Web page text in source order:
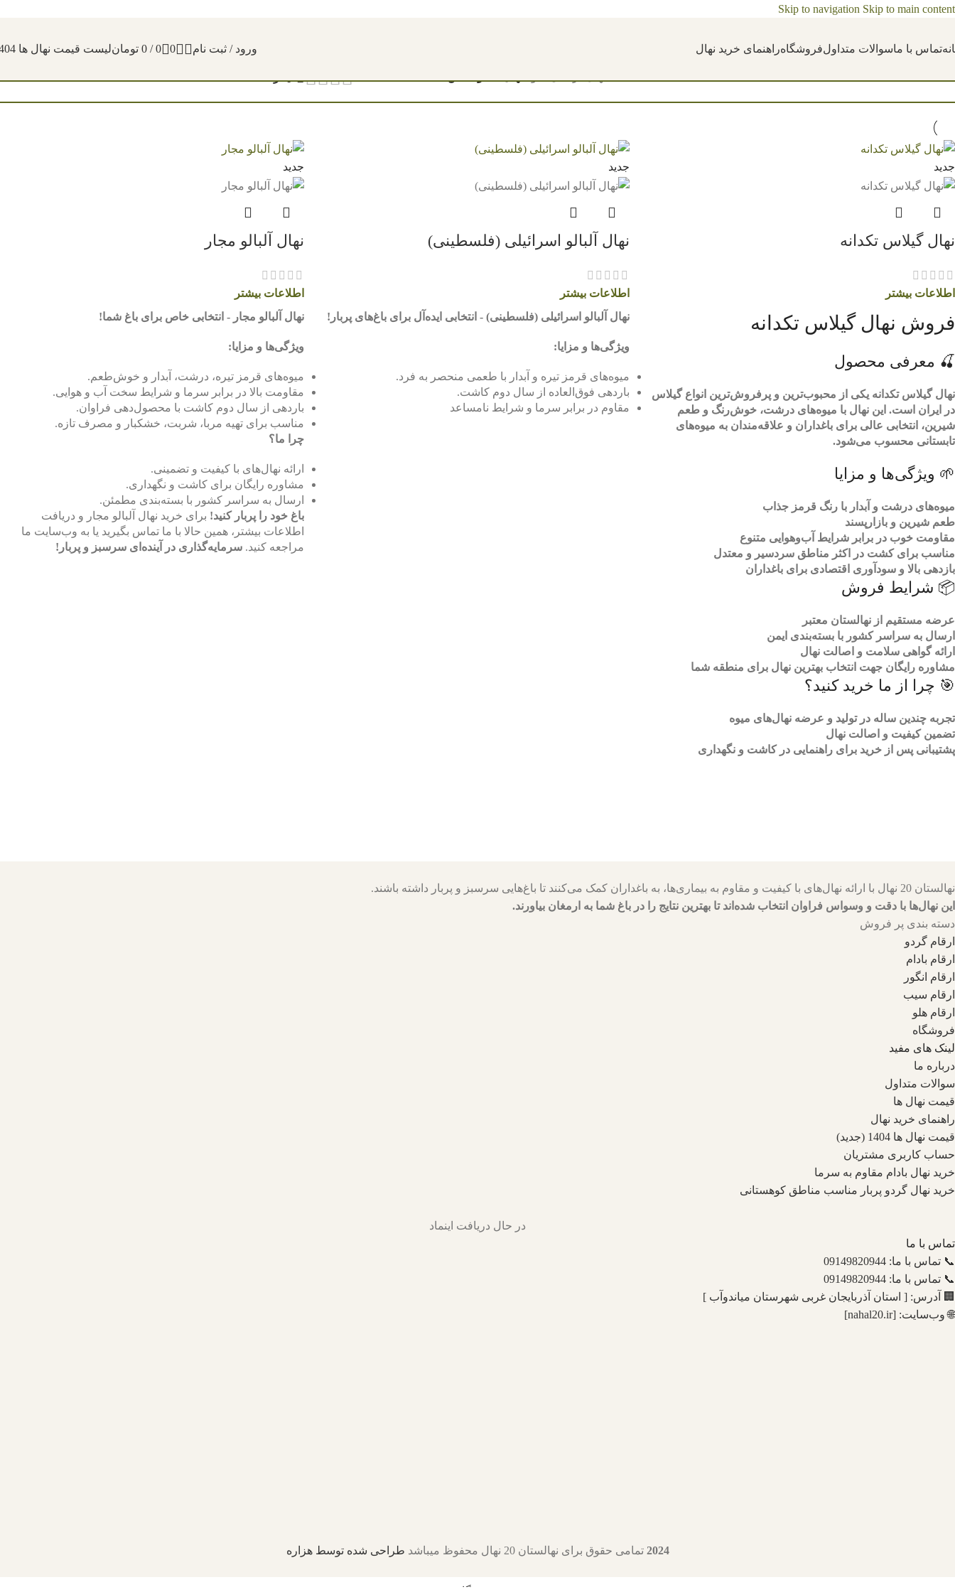
Skip to navigation Skip to main content
تماس با ماسوالات متداولفروشگاهراهنمای خرید نهال ورود / ثبت نام 0
0
/
0 تومانلیست قیمت نهال ها 1404
جدید
نهال گیلاس تکدانه
اطلاعات بیشتر
فروش نهال گیلاس تکدانه
🍒 معرفی محصول
نهال گیلاس تکدانه یکی از محبوب‌ترین و پرفروش‌ترین انواع گیلاس
در ایران است. این نهال با میوه‌های درشت، خوش‌رنگ و طعم
شیرین، انتخابی عالی برای باغداران و علاقه‌مندان به میوه‌های
تابستانی محسوب می‌شود.
🌱 ویژگی‌ها و مزایا
میوه‌های درشت و آبدار با رنگ قرمز جذاب
طعم شیرین و بازارپسند
مقاومت خوب در برابر شرایط آب‌وهوایی متنوع
مناسب برای کشت در اکثر مناطق سردسیر و معتدل
بازدهی بالا و سودآوری اقتصادی برای باغداران
📦 شرایط فروش
عرضه مستقیم از نهالستان معتبر
ارسال به سراسر کشور با بسته‌بندی ایمن
ارائه گواهی سلامت و اصالت نهال
مشاوره رایگان جهت انتخاب بهترین نهال برای منطقه شما
🎯 چرا از ما خرید کنید؟
تجربه چندین ساله در تولید و عرضه نهال‌های میوه
تضمین کیفیت و اصالت نهال
پشتیبانی پس از خرید برای راهنمایی در کاشت و نگهداری
جدید
نهال آلبالو اسرائیلی (فلسطینی)
اطلاعات بیشتر
نهال آلبالو اسرائیلی (فلسطینی) - انتخابی ایده‌آل برای باغ‌های پربار!
ویژگی‌ها و مزایا:
میوه‌های قرمز تیره و آبدار با طعمی منحصر به فرد.
باردهی فوق‌العاده از سال دوم کاشت.
مقاوم در برابر سرما و شرایط نامساعد
جدید
نهال آلبالو مجار
اطلاعات بیشتر
نهال آلبالو مجار - انتخابی خاص برای باغ شما!
ویژگی‌ها و مزایا:
میوه‌های قرمز تیره، درشت، آبدار و خوش‌طعم.
مقاومت بالا در برابر سرما و شرایط سخت آب و هوایی.
باردهی از سال دوم کاشت با محصول‌دهی فراوان.
مناسب برای تهیه مربا، شربت، خشکبار و مصرف تازه.
چرا ما؟
ارائه نهال‌های با کیفیت و تضمینی.
مشاوره رایگان برای کاشت و نگهداری.
ارسال به سراسر کشور با بسته‌بندی مطمئن.
باغ خود را پربار کنید! برای خرید نهال آلبالو مجار و دریافت
اطلاعات بیشتر، همین حالا با ما تماس بگیرید یا به وب‌سایت ما
مراجعه کنید. سرمایه‌گذاری در آینده‌ای سرسبز و پربار!
نهالستان 20 نهال با ارائه نهال‌های با کیفیت و مقاوم به بیماری‌ها، به باغداران کمک می‌کنند تا باغ‌هایی سرسبز و پربار داشته باشند.
این نهال‌ها با دقت و وسواس فراوان انتخاب شده‌اند تا بهترین نتایج را در باغ شما به ارمغان بیاورند.
دسته بندی پر فروش
ارقام گردو
ارقام بادام
ارقام انگور
ارقام سیب
ارقام هلو
فروشگاه
لینک های مفید
درباره ما
سوالات متداول
قیمت نهال ها
راهنمای خرید نهال
قیمت نهال ها 1404 (جدید)
حساب کاربری مشتریان
خرید نهال بادام مقاوم به سرما
خرید نهال گردو پربار مناسب مناطق کوهستانی
در حال دریافت اینماد
تماس با ما
📞 تماس با ما: 09149820944
📞 تماس با ما: 09149820944
🏢 آدرس: [ استان آذربایجان غربی شهرستان میاندوآب ]
🌐 وب‌سایت: [nahal20.ir]
2024 تمامی حقوق برای نهالستان 20 نهال محفوظ میباشد طراحی شده توسط هزاره